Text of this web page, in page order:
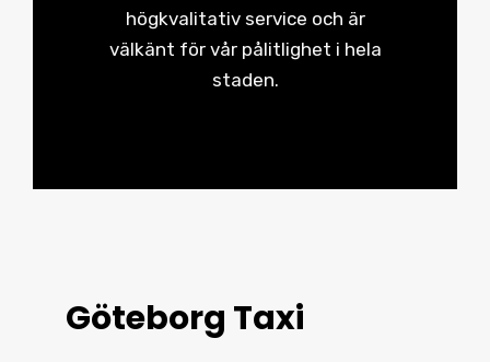
högkvalitativ service och är
välkänt för vår pålitlighet i hela
staden.
Göteborg Taxi